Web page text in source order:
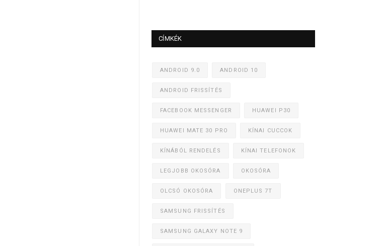
CÍMKÉK
ANDROID 9.0 ANDROID 10
ANDROID FRISSÍTÉS
FACEBOOK MESSENGER HUAWEI P30
HUAWEI MATE 30 PRO KÍNAI CUCCOK
KÍNÁBÓL RENDELÉS KÍNAI TELEFONOK
LEGJOBB OKOSÓRA OKOSÓRA
OLCSÓ OKOSÓRA ONEPLUS 7T
SAMSUNG FRISSÍTÉS
SAMSUNG GALAXY NOTE 9